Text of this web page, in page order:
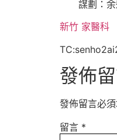
謀劃：
新竹 家醫科
發佈
發佈留言必
留言 *